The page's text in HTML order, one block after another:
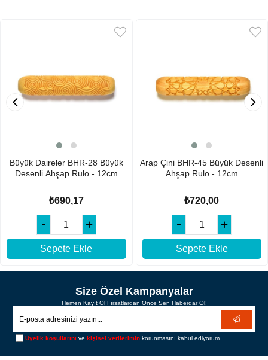
Büyük Daireler BHR-28 Büyük
Desenli Ahşap Rulo - 12cm
₺690,17
Sepete Ekle
Arap Çini BHR-45 Büyük Desenli
Ahşap Rulo - 12cm
₺720,00
Sepete Ekle
Size Özel Kampanyalar
Hemen Kayıt Ol Fırsatlardan Önce Sen Haberdar Ol!
Üyelik koşullarını vekişisel verilerimin korunmasını kabul ediyorum.